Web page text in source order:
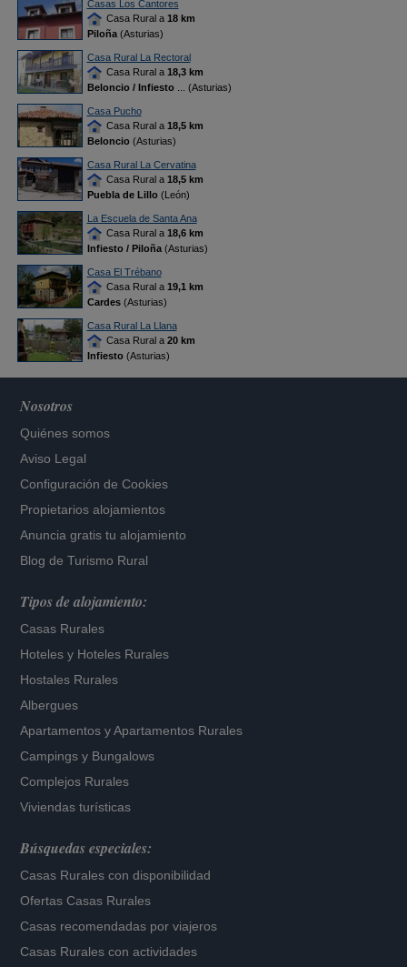
Casas Los Cantores
Casa Rural a 18 km
Piloña(Asturias)
Casa Rural La Rectoral
Casa Rural a 18,3 km
Beloncio / Infiesto
... (Asturias)
Casa Pucho
Casa Rural a 18,5 km
Beloncio(Asturias)
Casa Rural La Cervatina
Casa Rural a 18,5 km
Puebla de Lillo(León)
La Escuela de Santa Ana
Casa Rural a 18,6 km
Infiesto / Piloña(Asturias)
Casa El Trébano
Casa Rural a 19,1 km
Cardes(Asturias)
Casa Rural La Llana
Casa Rural a 20 km
Infiesto(Asturias)
Nosotros
Quiénes somos
Aviso Legal
Configuración de Cookies
Propietarios alojamientos
Anuncia gratis tu alojamiento
Blog de Turismo Rural
Tipos de alojamiento:
Casas Rurales
Hoteles y Hoteles Rurales
Hostales Rurales
Albergues
Apartamentos yApartamentos Rurales
Campings y Bungalows
Complejos Rurales
Viviendas turísticas
Búsquedas especiales:
Casas Rurales con disponibilidad
Ofertas Casas Rurales
Casas recomendadas por viajeros
Casas Rurales con actividades